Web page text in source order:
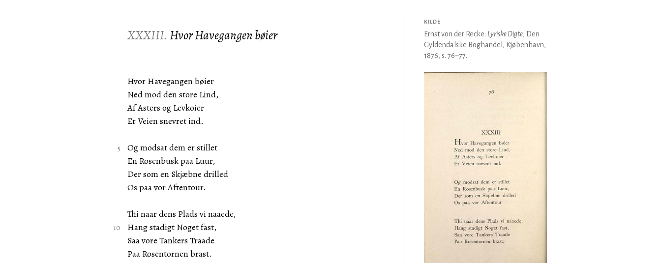
XXXIII. Hvor Havegangen bøier
Hvor Havegangen bøier
Ned mod den store Lind,
Af Asters og Levkoier
Er Veien snevret ind.
Og modsat dem er stillet
En Rosenbusk paa Luur,
Der som en Skjæbne drilled
Os paa vor Aftentour.
Thi naar dens Plads vi naaede,
Hang stadigt Noget fast,
Saa vore Tankers Traade
Paa Rosentornen brast.
KILDE
Ernst von der Recke: Lyriske Digte, Den
Gyldendalske Boghandel, Kjøbenhavn,
1876, s. 76–77.